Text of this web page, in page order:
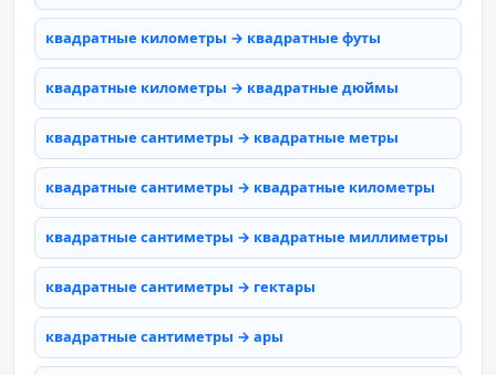
квадратные километры → квадратные футы
квадратные километры → квадратные дюймы
квадратные сантиметры → квадратные метры
квадратные сантиметры → квадратные километры
квадратные сантиметры → квадратные миллиметры
квадратные сантиметры → гектары
квадратные сантиметры → ары